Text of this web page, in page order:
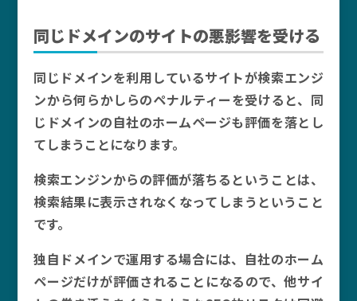
同じドメインのサイトの悪影響を受ける
同じドメインを利用しているサイトが検索エンジ
ンから何らかしらのペナルティーを受けると、同
じドメインの自社のホームページも評価を落とし
てしまうことになります。
検索エンジンからの評価が落ちるということは、
検索結果に表示されなくなってしまうということ
です。
独自ドメインで運用する場合には、自社のホーム
ページだけが評価されることになるので、他サイ